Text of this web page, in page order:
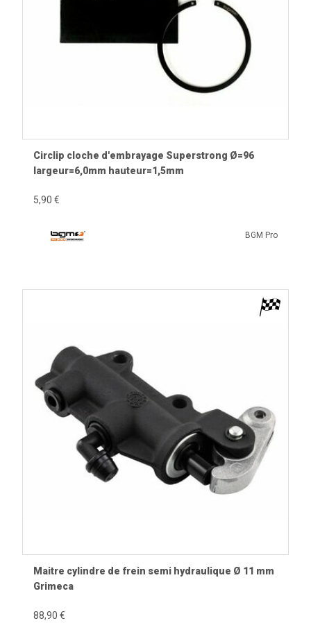
Circlip cloche d'embrayage Superstrong Ø=96
largeur=6,0mm hauteur=1,5mm
5,90 €
BGM Pro
Maitre cylindre de frein semi hydraulique Ø 11 mm
Grimeca
88,90 €